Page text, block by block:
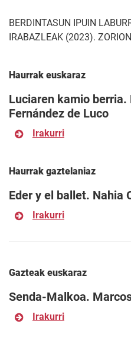
BERDINTASUN IPUIN
IRABAZLEAK (2023).
Haurrak euskaraz
Luciaren kamio berria.
Fernández de Luco
Irakurri
Haurrak gaztelaniaz
Eder y el ballet. Nahia
Irakurri
Gazteak euskaraz
Senda-Malkoa.
Irakurri